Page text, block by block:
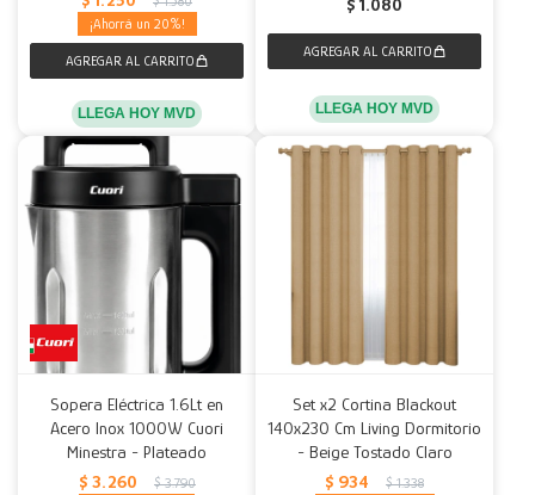
20
LLEGA HOY MVD
$ 1.080
LLEGA HOY MVD
Sopera Eléctrica 1.6Lt en
Acero Inox 1000W Cuori
Minestra - Plateado
$ 3.260 $ 3.790
Set x2 Cortina Blackout
140x230 Cm Living Dormitorio
- Beige Tostado Claro
$ 934 $ 1.338